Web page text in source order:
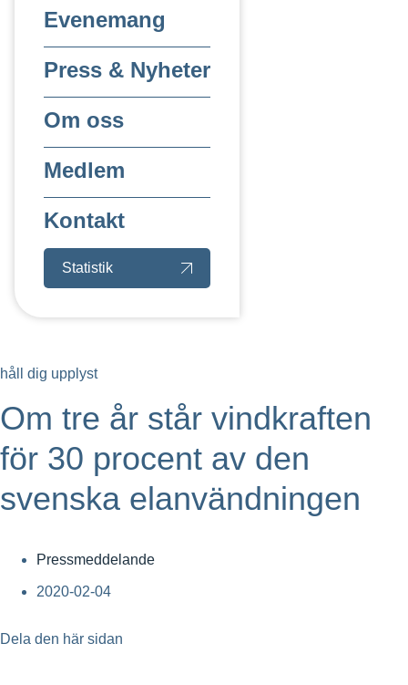
Evenemang
Press & Nyheter
Om oss
Medlem
Kontakt
Statistik
håll dig upplyst
Om tre år står vindkraften
för 30 procent av den
svenska elanvändningen
Pressmeddelande
2020-02-04
Dela den här sidan